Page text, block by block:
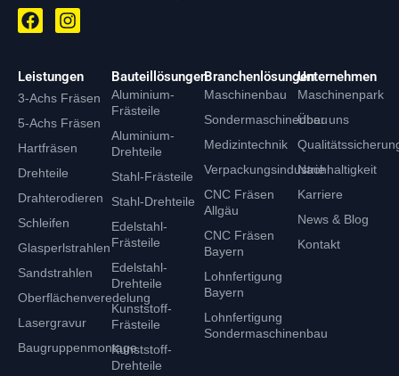
F
a
e
b
o
o
I
n
t
a
g
r
m
Leistungen
3-Achs Fräsen
5-Achs Fräsen
Hartfräsen
Drehteile
Drahterodieren
Schleifen
Glasperlstrahlen
Sandstrahlen
Oberflächenveredelung
Lasergravur
Baugruppenmontage
Bauteillösungen
Aluminium-
Frästeile
Aluminium-
Drehteile
Stahl-Frästeile
Stahl-Drehteile
Edelstahl-
Frästeile
Edelstahl-
Drehteile
Kunststoff-
Frästeile
Kunststoff-
Drehteile
Branchenlösungen
Maschinenbau
Sondermaschinenbau
Medizintechnik
Verpackungsindustrie
CNC Fräsen
Allgäu
CNC Fräsen
Bayern
Lohnfertigung
Bayern
Lohnfertigung
Sondermaschinenbau
Unternehmen
Maschinenpark
Über uns
Nachhaltigkeit
Karriere
News & Blog
Kontakt